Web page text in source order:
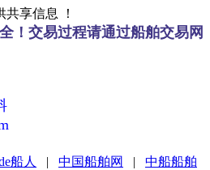
共享信息 ！
！交易过程请通过船舶交易网
船人 | 中国船舶网 | 中船船舶